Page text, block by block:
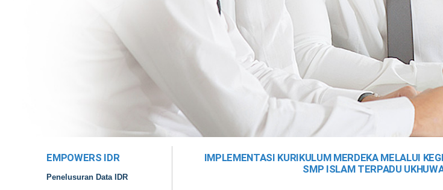
EMPOWERS IDR
Penelusuran Data IDR
IMPLEMENTASI KURIKULUM MERDEKA MELALUI
SMP ISLAM TERPADU